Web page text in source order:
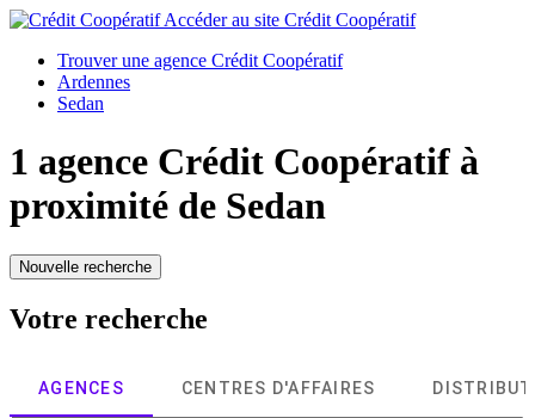
Accéder au site Crédit Coopératif
Trouver une agence Crédit Coopératif
Ardennes
Sedan
1 agence Crédit Coopératif à
proximité de Sedan
Nouvelle recherche
Votre recherche
AGENCES CENTRES D'AFFAIRES